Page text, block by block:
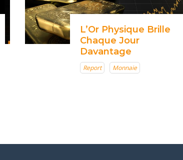
L’Or Physique Brille
Chaque Jour
Davantage
Report Monnaie